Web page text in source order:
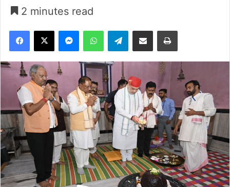
2 minutes read
Facebook
X MessengerWhatsAppTelegramShare via Email Print